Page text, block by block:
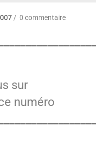
0 commentaire
sur
numéro